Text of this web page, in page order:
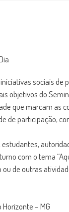
sociais de
objetivos do
que marcam as
de participação,
com o tema
de outras
– MG